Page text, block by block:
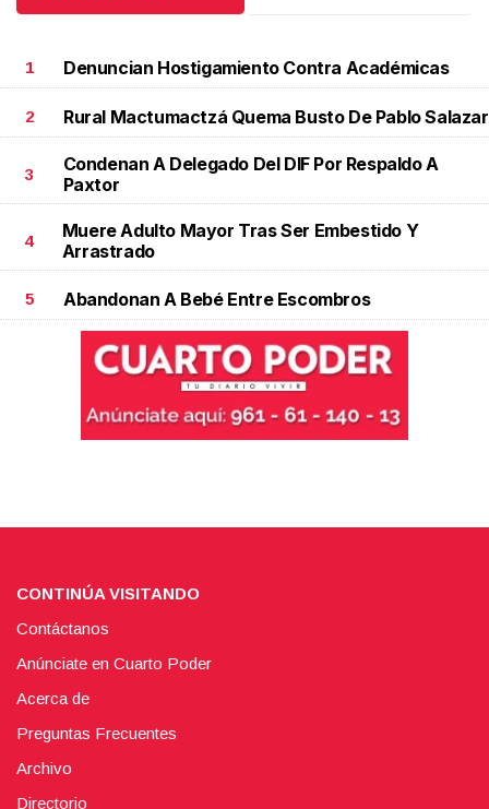
1 Denuncian Hostigamiento Contra Académicas
2 Rural Mactumactzá Quema Busto De Pablo Salazar
3
Condenan A Delegado Del DIF Por Respaldo A
Paxtor
4
Muere Adulto Mayor Tras Ser Embestido Y
Arrastrado
5 Abandonan A Bebé Entre Escombros
CONTINÚA VISITANDO
Contáctanos
Anúnciate en Cuarto Poder
Acerca de
Preguntas Frecuentes
Archivo
Directorio